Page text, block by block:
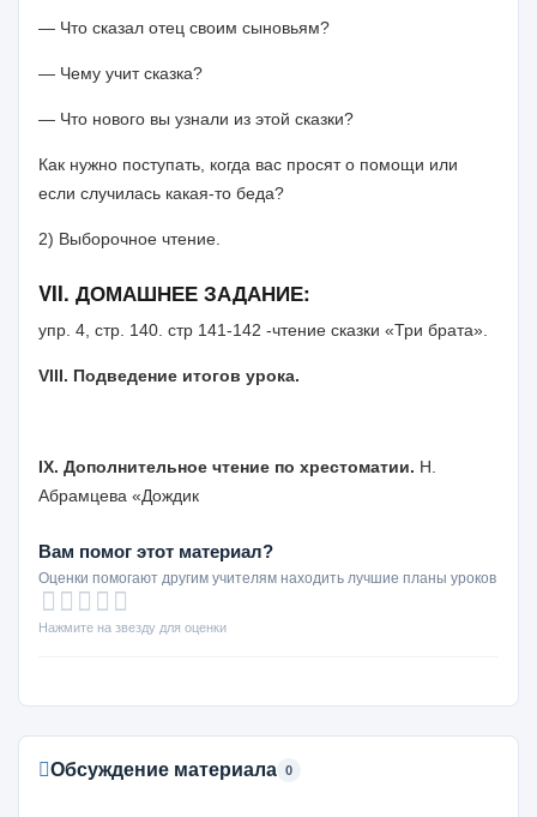
— Что сказал отец своим сыновьям?
— Чему учит сказка?
— Что нового вы узнали из этой сказки?
Как нужно поступать, когда вас просят о помощи или
если случилась какая-то беда?
2) Выборочное чтение.
VII. ДОМАШНЕЕ ЗАДАНИЕ:
упр. 4, стр. 140. стр 141-142 -чтение сказки «Три брата».
VIII. Подведение итогов урока.
IX. Дополнительное чтение по хрестоматии. Н.
Абрамцева «Дождик
Вам помог этот материал?
Оценки помогают другим учителям находить лучшие планы уроков
Нажмите на звезду для оценки
Обсуждение материала 0